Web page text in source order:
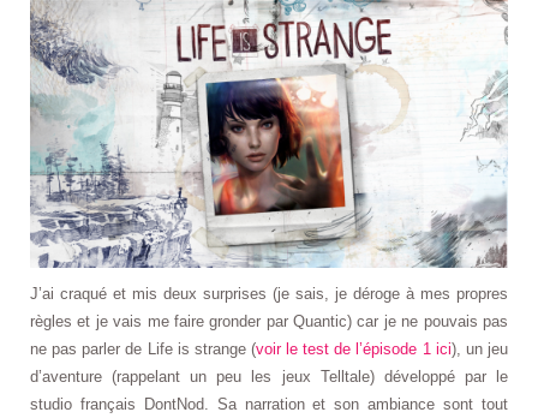
J’ai craqué et mis deux surprises (je sais, je déroge à mes propres
règles et je vais me faire gronder par Quantic) car je ne pouvais pas
ne pas parler de Life is strange (voir le test de l’épisode 1 ici), un jeu
d’aventure (rappelant un peu les jeux Telltale) développé par le
studio français DontNod. Sa narration et son ambiance sont tout